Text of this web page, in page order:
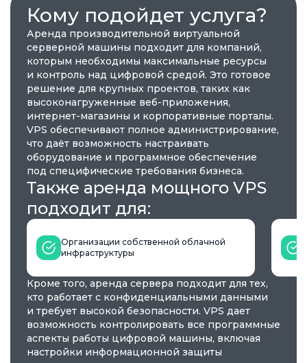
Кому подойдет услуга?
Аренда производительной виртуальной
серверной машины подходит для компаний,
которым необходимы максимальные ресурсы
и контроль над цифровой средой. Это готовое
решение для крупных проектов, таких как
высоконагруженные веб-приложения,
интернет-магазины и корпоративные порталы.
VPS обеспечивают полное администрирование,
что даёт возможность настраивать
оборудование и программное обеспечение
под специфические требования бизнеса.
Также аренда мощного VPS
подходит для:
Организации собственной облачной
инфраструктуры
Кроме того, аренда сервера подходит для тех,
кто работает с конфиденциальными данными
и требует высокой безопасности. VPS дает
возможность контролировать все программные
аспекты работы цифровой машины, включая
настройки информационной защиты